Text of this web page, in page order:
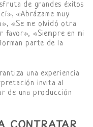
de grandes éxitos
«Abrázame muy
«Se me olvidó otra
«Siempre en mi
parte de la
una experiencia
invita al
de una producción